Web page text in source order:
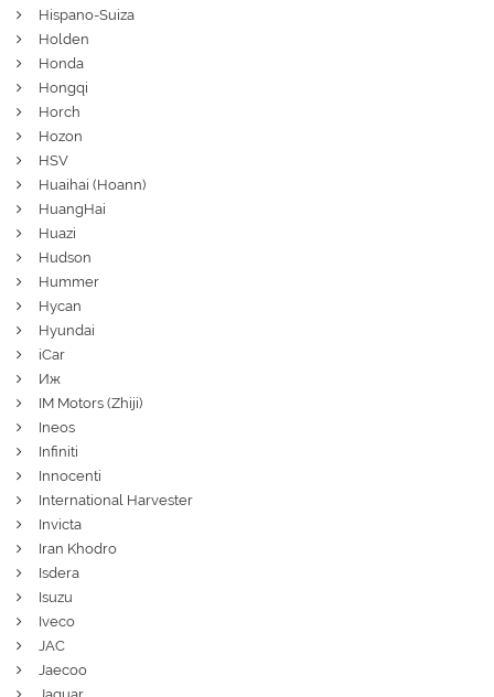
Hispano-Suiza
Holden
Honda
Hongqi
Horch
Hozon
HSV
Huaihai (Hoann)
HuangHai
Huazi
Hudson
Hummer
Hycan
Hyundai
iCar
Иж
IM Motors (Zhiji)
Ineos
Infiniti
Innocenti
International Harvester
Invicta
Iran Khodro
Isdera
Isuzu
Iveco
JAC
Jaecoo